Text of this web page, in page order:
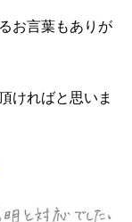
お言葉もありが
ければと思いま